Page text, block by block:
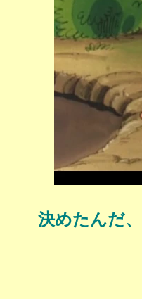
決めたんだ